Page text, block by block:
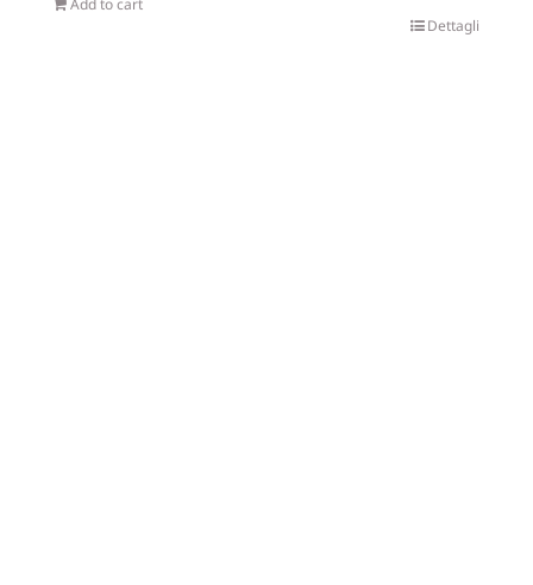
Add to cart
Dettagli